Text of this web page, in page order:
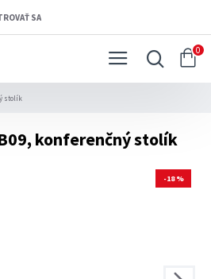
SA
0
stolík
konferenčný stolík
-18 %